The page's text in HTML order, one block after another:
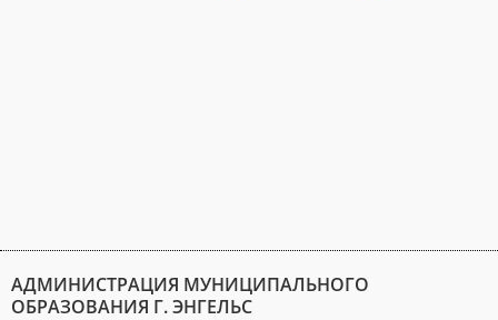
АДМИНИСТРАЦИЯ МУНИЦИПАЛЬНОГО
ОБРАЗОВАНИЯ Г. ЭНГЕЛЬС